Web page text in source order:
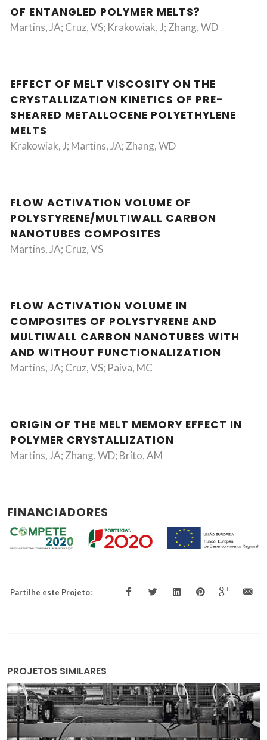
OF ENTANGLED POLYMER MELTS?
Martins, JA; Cruz, VS; Krakowiak, J; Zhang, WD
EFFECT OF MELT VISCOSITY ON THE
CRYSTALLIZATION KINETICS OF PRE-
SHEARED METALLOCENE POLYETHYLENE
MELTS
Krakowiak, J; Martins, JA; Zhang, WD
FLOW ACTIVATION VOLUME OF
POLYSTYRENE/MULTIWALL CARBON
NANOTUBES COMPOSITES
Martins, JA; Cruz, VS
FLOW ACTIVATION VOLUME IN
COMPOSITES OF POLYSTYRENE AND
MULTIWALL CARBON NANOTUBES WITH
AND WITHOUT FUNCTIONALIZATION
Martins, JA; Cruz, VS; Paiva, MC
ORIGIN OF THE MELT MEMORY EFFECT IN
POLYMER CRYSTALLIZATION
Martins, JA; Zhang, WD; Brito, AM
FINANCIADORES
Partilhe este Projeto:
PROJETOS SIMILARES